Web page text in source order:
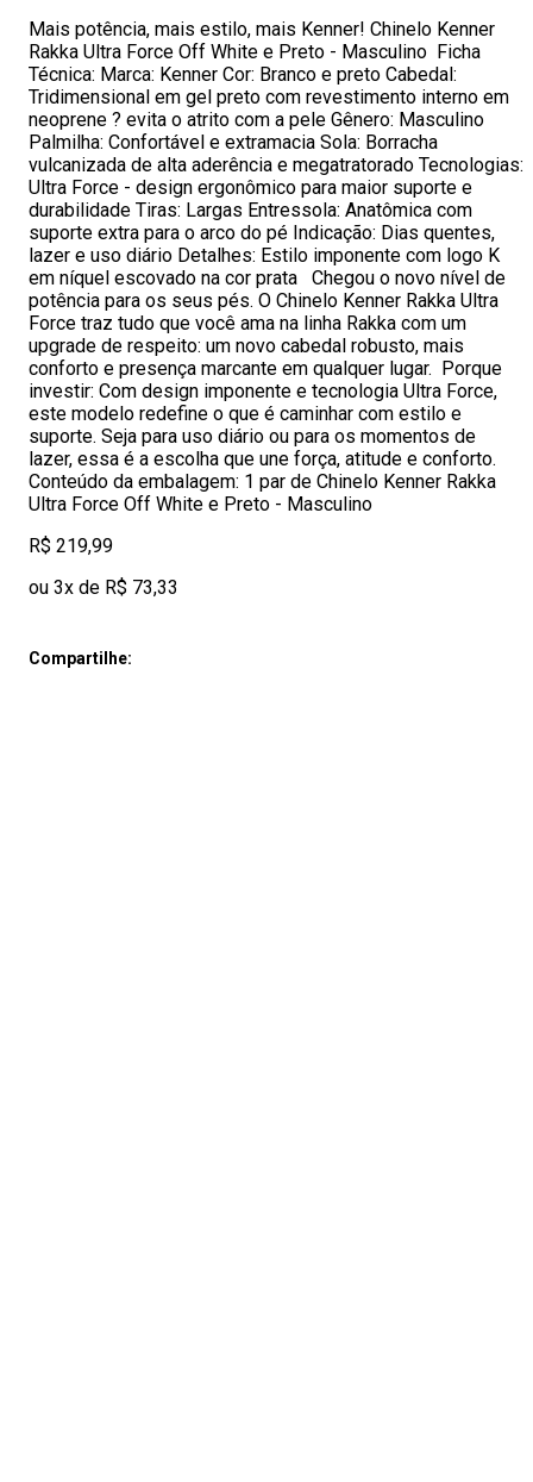
Mais potência, mais estilo, mais Kenner! Chinelo Kenner
Rakka Ultra Force Off White e Preto - Masculino Ficha
Técnica: Marca: Kenner Cor: Branco e preto Cabedal:
Tridimensional em gel preto com revestimento interno em
neoprene ? evita o atrito com a pele Gênero: Masculino
Palmilha: Confortável e extramacia Sola: Borracha
vulcanizada de alta aderência e megatratorado Tecnologias:
Ultra Force - design ergonômico para maior suporte e
durabilidade Tiras: Largas Entressola: Anatômica com
suporte extra para o arco do pé Indicação: Dias quentes,
lazer e uso diário Detalhes: Estilo imponente com logo K
em níquel escovado na cor prata Chegou o novo nível de
potência para os seus pés. O Chinelo Kenner Rakka Ultra
Force traz tudo que você ama na linha Rakka com um
upgrade de respeito: um novo cabedal robusto, mais
conforto e presença marcante em qualquer lugar. Porque
investir: Com design imponente e tecnologia Ultra Force,
este modelo redefine o que é caminhar com estilo e
suporte. Seja para uso diário ou para os momentos de
lazer, essa é a escolha que une força, atitude e conforto.
Conteúdo da embalagem: 1 par de Chinelo Kenner Rakka
Ultra Force Off White e Preto - Masculino
R$ 219,99
ou 3x de R$ 73,33
Compartilhe: